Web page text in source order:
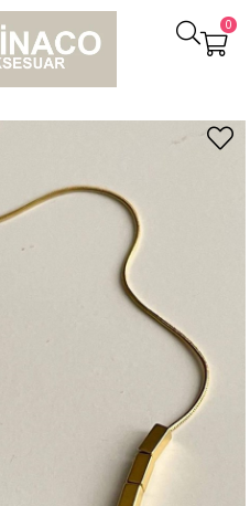
0
Marka Model Kolye (46 Cm)